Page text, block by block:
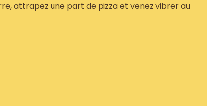
attrapez une part de pizza et venez vibrer au